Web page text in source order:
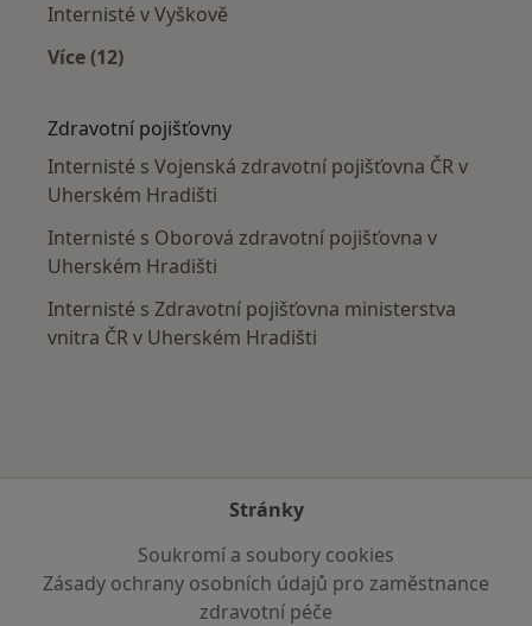
Internisté v Vyškově
Více (12)
Zdravotní pojišťovny
Internisté s Vojenská zdravotní pojišťovna ČR v
Uherském Hradišti
Internisté s Oborová zdravotní pojišťovna v
Uherském Hradišti
Internisté s Zdravotní pojišťovna ministerstva
vnitra ČR v Uherském Hradišti
Stránky
Soukromí a soubory cookies
Zásady ochrany osobních údajů pro zaměstnance
zdravotní péče